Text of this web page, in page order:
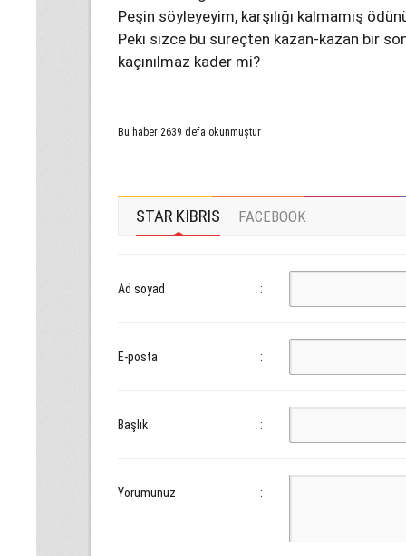
Peşin söyleyeyim, karşılığı kalmamış
Peki sizce bu süreçten kazan-kazan bir
kaçınılmaz kader mi?
Bu haber 2639 defa okunmuştur
STAR KIBRIS FACEBOOK
Ad soyad :
E-posta :
Başlık :
Yorumunuz :